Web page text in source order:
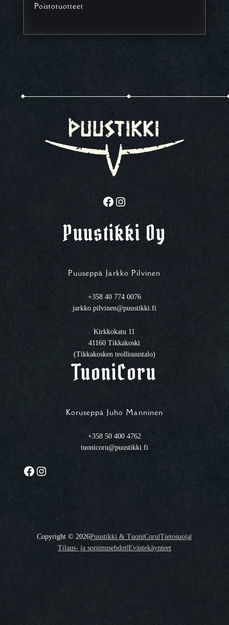
Poistotuotteet
Facebook Instagram
Puustikki Oy
Puuseppä Jarkko Pilvinen
+358 40 774 0076
jarkko.pilvinen@puustikki.fi
Kirkkokatu 11
41160 Tikkakoski
(Tikkakosken teollisuustalo)
TuoniCoru
Koruseppä Juho Manninen
+358 50 400 4762
tuonicoru@puustikki.fi
Facebook Instagram
Copyright ©2026Puustikki & TuoniCoru|Tietosuoja|
Tilaus- ja sopimusehdot|Evästekäynteet